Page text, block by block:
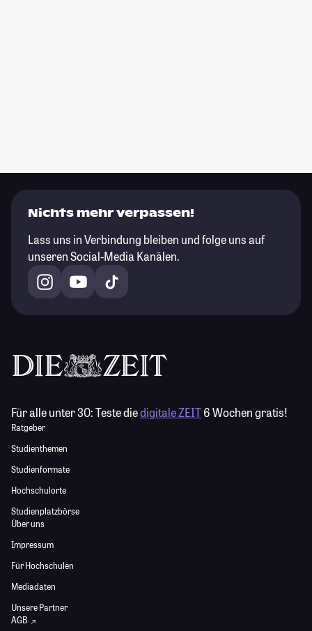
Nichts mehr verpassen!
Lass uns in Verbindung bleiben und folge uns auf
unseren Social-Media Kanälen.
Für alle unter 30:Teste diedigitale ZEIT6 Wochen gratis!
Ratgeber
Studienthemen
Studienformate
Hochschulorte
Studienplatzbörse
Über uns
Impressum
Für Hochschulen
Mediadaten
Unsere Partner
AGB